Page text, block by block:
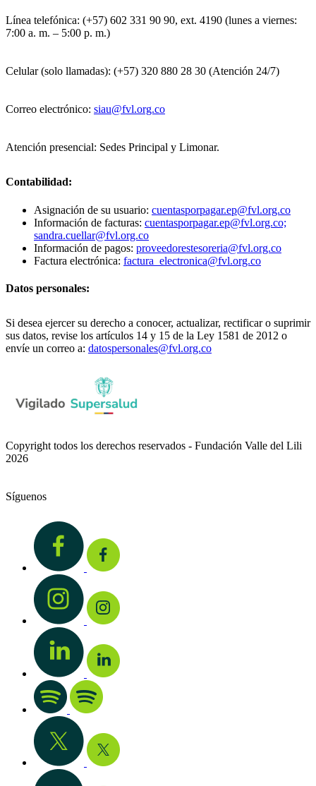
Línea telefónica: (+57) 602 331 90 90, ext. 4190 (lunes a viernes:
7:00 a. m. – 5:00 p. m.)
Celular (solo llamadas): (+57) 320 880 28 30 (Atención 24/7)
Correo electrónico: siau@fvl.org.co
Atención presencial: Sedes Principal y Limonar.
Contabilidad:
Asignación de su usuario: cuentasporpagar.ep@fvl.org.co
Información de facturas: cuentasporpagar.ep@fvl.org.co;
sandra.cuellar@fvl.org.co
Información de pagos: proveedorestesoreria@fvl.org.co
Factura electrónica: factura_electronica@fvl.org.co
Datos personales:
Si desea ejercer su derecho a conocer, actualizar, rectificar o suprimir
sus datos, revise los artículos 14 y 15 de la Ley 1581 de 2012 o
envíe un correo a: datospersonales@fvl.org.co
Copyright todos los derechos reservados - Fundación Valle del Lili
2026
Síguenos